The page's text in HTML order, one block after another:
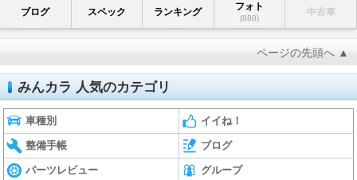
ブログ スペック ランキング フォト
(880)
中古車
ページの先頭へ ▲
みんカラ 人気のカテゴリ
車種別 イイね！
整備手帳 ブログ
パーツレビュー グループ